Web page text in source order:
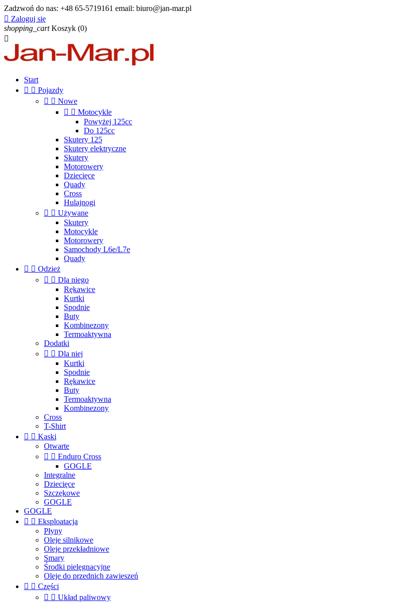
Zadzwoń do nas: +48 65-5719161 email: biuro@jan-mar.pl
 Zaloguj się
shopping_cart Koszyk (0)

Start
  Pojazdy
  Nowe
  Motocykle
Powyżej 125cc
Do 125cc
Skutery 125
Skutery elektryczne
Skutery
Motorowery
Dziecięce
Quady
Cross
Hulajnogi
  Używane
Skutery
Motocykle
Motorowery
Samochody L6e/L7e
Quady
  Odzież
  Dla niego
Rękawice
Kurtki
Spodnie
Buty
Kombinezony
Termoaktywna
Dodatki
  Dla niej
Kurtki
Spodnie
Rękawice
Buty
Termoaktywna
Kombinezony
Cross
T-Shirt
  Kaski
Otwarte
  Enduro Cross
GOGLE
Integralne
Dziecięce
Szczękowe
GOGLE
GOGLE
  Eksploatacja
Płyny
Oleje silnikowe
Oleje przekładniowe
Smary
Środki pielęgnacyjne
Oleje do przednich zawieszeń
  Części
  Układ paliwowy